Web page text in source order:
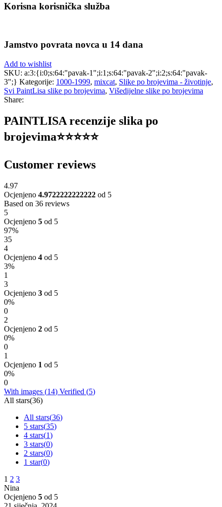
Korisna korisnička služba
Jamstvo povrata novca u 14 dana
Add to wishlist
SKU: a:3:{i:0;s:64:"pavak-1";i:1;s:64:"pavak-2";i:2;s:64:"pavak-
3";} Kategorije: 1000-1999, mixcat, Slike po brojevima - životinje,
Svi PaintLisa slike po brojevima, Višedijelne slike po brojevima
Share:
PAINTLISA recenzije slika po
brojevima⭐️⭐️⭐️⭐️⭐️
Customer reviews
4.97
Ocjenjeno 4.9722222222222 od 5
Based on 36 reviews
5
Ocjenjeno 5 od 5
97%
35
4
Ocjenjeno 4 od 5
3%
1
3
Ocjenjeno 3 od 5
0%
0
2
Ocjenjeno 2 od 5
0%
0
1
Ocjenjeno 1 od 5
0%
0
With images (14) Verified (5)
All stars(36)
All stars(36)
5 stars(35)
4 stars(1)
3 stars(0)
2 stars(0)
1 star(0)
1 2 3
Nina
Ocjenjeno 5 od 5